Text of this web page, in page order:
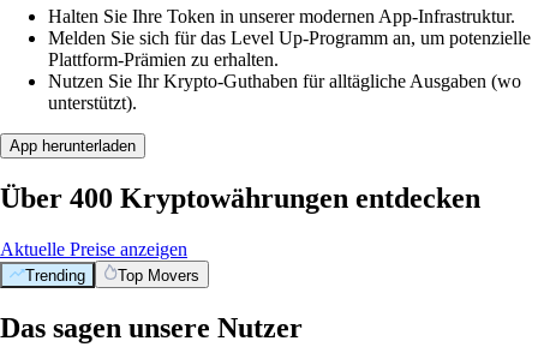
Halten Sie Ihre Token in unserer modernen App-Infrastruktur.
Melden Sie sich für das Level Up-Programm an, um potenzielle
Plattform-Prämien zu erhalten.
Nutzen Sie Ihr Krypto-Guthaben für alltägliche Ausgaben (wo
unterstützt).
App herunterladen
Über 400 Kryptowährungen entdecken
Aktuelle Preise anzeigen
Trending Top Movers
Das sagen unsere Nutzer